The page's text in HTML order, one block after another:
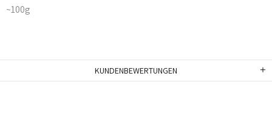
~100g
KUNDENBEWERTUNGEN